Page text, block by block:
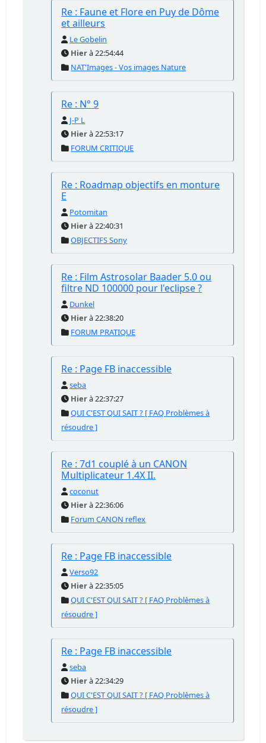
Re : Faune et Flore en Puy de Dôme
et ailleurs
Le Gobelin
Hierà 22:54:44
NAT'Images - Vos images Nature
Re : N° 9
J-P L
Hierà 22:53:17
FORUM CRITIQUE
Re : Roadmap objectifs en monture
E
Potomitan
Hierà 22:40:31
OBJECTIFS Sony
Re : Film Astrosolar Baader 5.0 ou
filtre ND 100000 pour l'eclipse ?
Dunkel
Hierà 22:38:20
FORUM PRATIQUE
Re : Page FB inaccessible
seba
Hierà 22:37:27
QUI C'EST QUI SAIT ? [ FAQ Problèmes à
résoudre ]
Re : 7d1 couplé à un CANON
Multiplicateur 1.4X II.
coconut
Hierà 22:36:06
Forum CANON reflex
Re : Page FB inaccessible
Verso92
Hierà 22:35:05
QUI C'EST QUI SAIT ? [ FAQ Problèmes à
résoudre ]
Re : Page FB inaccessible
seba
Hierà 22:34:29
QUI C'EST QUI SAIT ? [ FAQ Problèmes à
résoudre ]